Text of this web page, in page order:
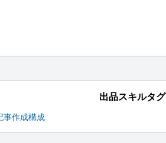
出品スキルタグ
事作成構成